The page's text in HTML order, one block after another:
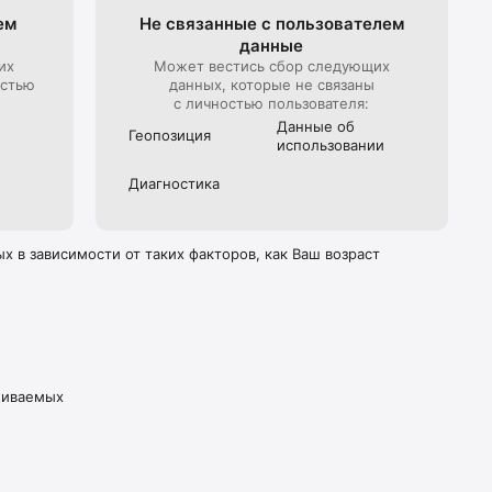
Цены
Не связанные с пользова­телем
данные
Может вестись сбор следующих
данных, которые не связаны
с личностью пользователя:
Геопозиция
Данные об
использова­нии
Диагностика
зависимости от таких факторов, как Ваш возраст